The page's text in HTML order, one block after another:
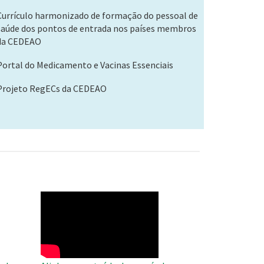
harmonizado de formação do pessoal de
dos pontos de entrada nos países membros
CEDEAO
do Medicamento e Vacinas Essenciais
RegECs da CEDEAO